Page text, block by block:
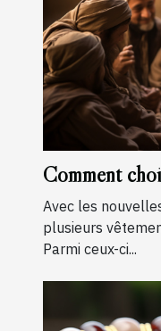
Comment
Avec les
plusieurs
Parmi ceux-ci...